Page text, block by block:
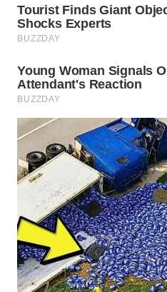
TAPANULI
TENGAH
SERDANG
TEBING
TINGGI
WN
PAKPAK
WN
KARAWANG
WN